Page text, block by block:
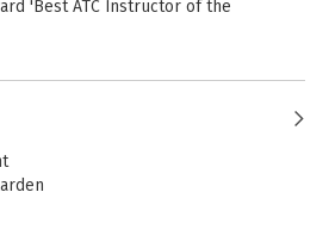
CADCollege.nl
'Best ATC Instructor of the
door Ronald